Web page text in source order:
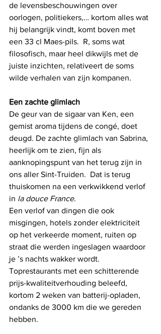
de levensbeschouwingen over
oorlogen, politiekers,… kortom alles wat
hij belangrijk vindt, komt boven met
een 33 cl Maes-pils.  R, soms wat
filosofisch, maar heel dikwijls met de
juiste inzichten, relativeert de soms
wilde verhalen van zijn kompanen.
Een zachte glimlach
De geur van de sigaar van Ken, een
gemist aroma tijdens de congé, doet
deugd. De zachte glimlach van Sabrina,
heerlijk om te zien, fijn als
aanknopingspunt van het terug zijn in
ons aller Sint-Truiden.  Dat is terug
thuiskomen na een verkwikkend verlof
in la douce France.
Een verlof van dingen die ook
misgingen, hotels zonder elektriciteit
op het verkeerde moment, ruiten op
straat die werden ingeslagen waardoor
je ’s nachts wakker wordt.
Toprestaurants met een schitterende
prijs-kwaliteitverhouding beleefd,
kortom 2 weken van batterij-opladen,
ondanks de 3000 km die we gereden
hebben.